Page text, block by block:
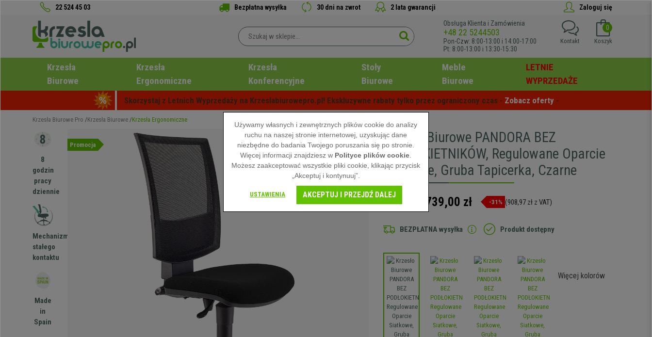
22 524 45 03 Bezpłatna wysyłka 30 dni na zwrot 2 lata gwarancji Zaloguj się
Obsługa Klienta i Zamówienia
+48 22 5244503
Pon-Czw: 8:00-13:00 i 14:00-17:00
Pt: 8:00-13:00 i 13:30-15:30
0
Koszyk
Kontakt
Krzesła
Biurowe
Krzesła
Ergonomiczne
Krzesła
Konferencyjne
Stoły
Biurowe
Meble
Biurowe
LETNIE
WYPRZEDAŻE
Skorzystaj z Letnich Wyprzedaży na Krzeslabiurowepro.pl! Ekskluzywne rabaty tylko przez ograniczony czas - Zobacz oferty -
Krzesła Biurowe Pro Krzesła Biurowe Krzesła Ergonomiczne
8
godzin
pracy
dziennie
Mechanizm
stałego
kontaktu
Made
in
Spain
Promocja
Krzesło Biurowe PANDORA BEZ
PODŁOKIETNIKÓW, Regulowane Oparcie
Siatkowe, Gruba Tapicerka, Czarne
1.069,00 zł 739,00 zł -31% (908,97 zł z VAT)
BEZPŁATNA wysyłka Produkt dostępny
Więcej kolorów
Używamy własnych i zewnętrznych plików cookie do analizy
ruchu na naszej stronie internetowej, uzyskując dane
niezbędne do badania Twojego poruszania się po stronie.
Więcej informacji znajdziesz w Polityce plików cookie
Możesz zaakceptować wszystkie pliki cookie, klikając przycisk
„Akceptuj i kontynuuj”.
USTAWIENIA AKCEPTUJ I PRZEJDŹ DALEJ